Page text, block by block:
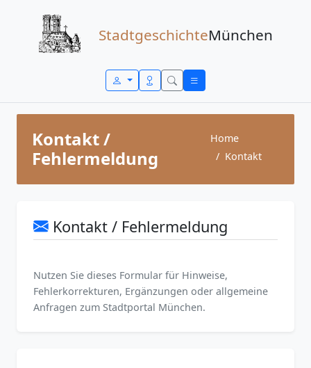
StadtgeschichteMünchen
Kontakt /
Fehlermeldung
Home
Kontakt
Kontakt / Fehlermeldung
Nutzen Sie dieses Formular für Hinweise,
Fehlerkorrekturen, Ergänzungen oder allgemeine
Anfragen zum Stadtportal München.